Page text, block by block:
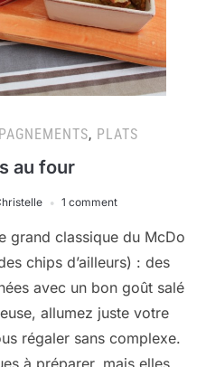
, PLATS
au four
1 comment
grand classique du McDo
chips d’ailleurs) : des
avec un bon goût salé
allumez juste votre
régaler sans complexe.
à préparer, mais elles